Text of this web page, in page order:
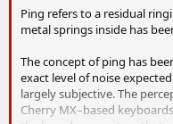
Ping refers to a residual
metal springs inside has
The concept of ping has
exact level of noise
largely subjective. The
Cherry MX–based